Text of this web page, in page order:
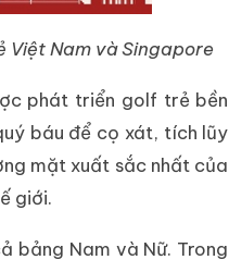
Việt Nam và Singapore
phát triển golf trẻ bền
báu để cọ xát, tích lũy
mặt xuất sắc nhất của
giới.
bảng Nam và Nữ. Trong